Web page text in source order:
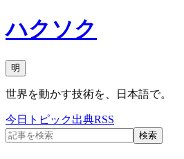
ハクソク
明
世界を動かす技術を、日本語で。
今日 トピック出典RSS
検索